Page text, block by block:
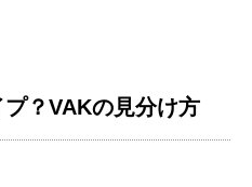
？VAKの見分け方